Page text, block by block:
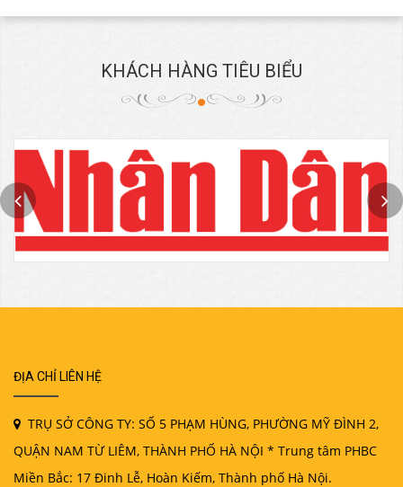
KHÁCH HÀNG TIÊU BIỂU
ĐỊA CHỈ LIÊN HỆ
TRỤ SỞ CÔNG TY: SỐ 5 PHẠM HÙNG, PHƯỜNG MỸ ĐÌNH 2,
QUẬN NAM TỪ LIÊM, THÀNH PHỐ HÀ NỘI * Trung tâm PHBC
Miền Bắc: 17 Đinh Lễ, Hoàn Kiếm, Thành phố Hà Nội.